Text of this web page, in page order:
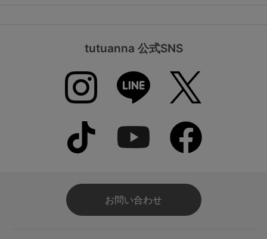
tutuanna 公式SNS
お問い合わせ